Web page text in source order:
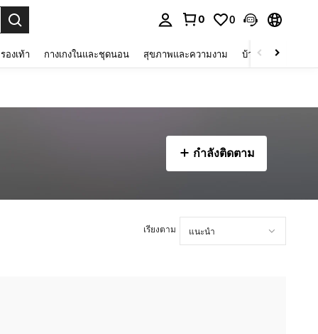
0 0
รองเท้า กางเกงในและชุดนอน สุขภาพและความงาม บ้านและที่อยู่อาศัย
กำลังติดตาม
เรียงตาม